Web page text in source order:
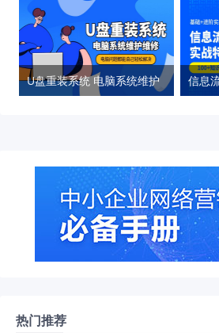
U盘重装系统 电脑系统维护
热门推荐